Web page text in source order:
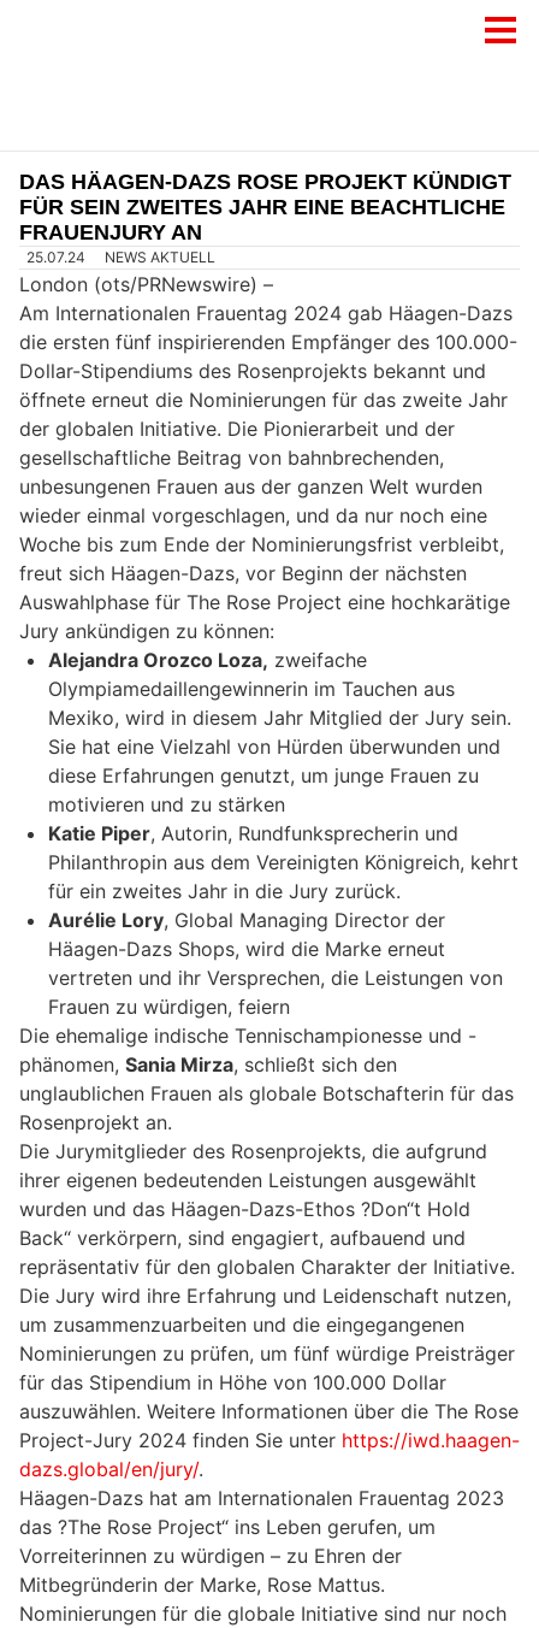
DAS HÄAGEN-DAZS ROSE PROJEKT KÜNDIGT
FÜR SEIN ZWEITES JAHR EINE BEACHTLICHE
FRAUENJURY AN
25.07.24 NEWS AKTUELL
London (ots/PRNewswire) –
Am Internationalen Frauentag 2024 gab Häagen-Dazs
die ersten fünf inspirierenden Empfänger des 100.000-
Dollar-Stipendiums des Rosenprojekts bekannt und
öffnete erneut die Nominierungen für das zweite Jahr
der globalen Initiative. Die Pionierarbeit und der
gesellschaftliche Beitrag von bahnbrechenden,
unbesungenen Frauen aus der ganzen Welt wurden
wieder einmal vorgeschlagen, und da nur noch eine
Woche bis zum Ende der Nominierungsfrist verbleibt,
freut sich Häagen-Dazs, vor Beginn der nächsten
Auswahlphase für The Rose Project eine hochkarätige
Jury ankündigen zu können:
Alejandra Orozco Loza, zweifache
Olympiamedaillengewinnerin im Tauchen aus
Mexiko, wird in diesem Jahr Mitglied der Jury sein.
Sie hat eine Vielzahl von Hürden überwunden und
diese Erfahrungen genutzt, um junge Frauen zu
motivieren und zu stärken
Katie Piper, Autorin, Rundfunksprecherin und
Philanthropin aus dem Vereinigten Königreich, kehrt
für ein zweites Jahr in die Jury zurück.
Aurélie Lory, Global Managing Director der
Häagen-Dazs Shops, wird die Marke erneut
vertreten und ihr Versprechen, die Leistungen von
Frauen zu würdigen, feiern
Die ehemalige indische Tennischampionesse und -
phänomen, Sania Mirza, schließt sich den
unglaublichen Frauen als globale Botschafterin für das
Rosenprojekt an.
Die Jurymitglieder des Rosenprojekts, die aufgrund
ihrer eigenen bedeutenden Leistungen ausgewählt
wurden und das Häagen-Dazs-Ethos ?Don“t Hold
Back“ verkörpern, sind engagiert, aufbauend und
repräsentativ für den globalen Charakter der Initiative.
Die Jury wird ihre Erfahrung und Leidenschaft nutzen,
um zusammenzuarbeiten und die eingegangenen
Nominierungen zu prüfen, um fünf würdige Preisträger
für das Stipendium in Höhe von 100.000 Dollar
auszuwählen. Weitere Informationen über die The Rose
Project-Jury 2024 finden Sie unter https://iwd.haagen-
dazs.global/en/jury/.
Häagen-Dazs hat am Internationalen Frauentag 2023
das ?The Rose Project“ ins Leben gerufen, um
Vorreiterinnen zu würdigen – zu Ehren der
Mitbegründerin der Marke, Rose Mattus.
Nominierungen für die globale Initiative sind nur noch